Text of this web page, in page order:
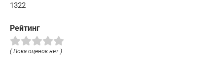
1322
Рейтинг
( Пока оценок нет )